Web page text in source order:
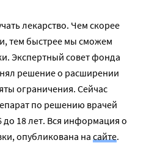
лекарство. Чем скорее
тем быстрее мы сможем
Экспертный совет фонда
решение о расширении
ограничения. Сейчас
по решению врачей
до 18 лет. Вся информация о
опубликована на сайте.